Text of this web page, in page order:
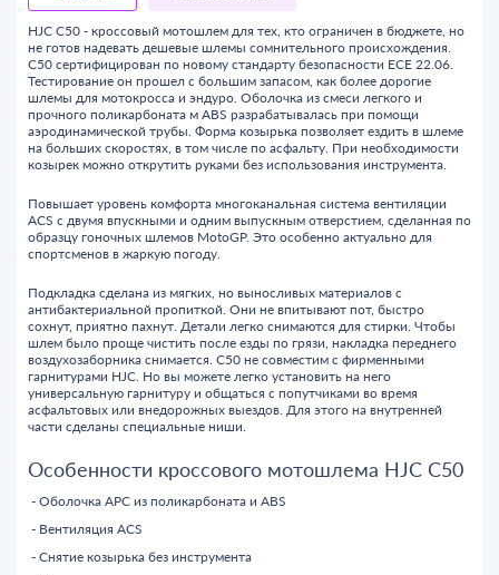
HJC C50 - кроссовый мотошлем для тех, кто ограничен в бюджете, но
не готов надевать дешевые шлемы сомнительного происхождения.
C50 сертифицирован по новому стандарту безопасности ECE 22.06.
Тестирование он прошел с большим запасом, как более дорогие
шлемы для мотокросса и эндуро. Оболочка из смеси легкого и
прочного поликарбоната м ABS разрабатывалась при помощи
аэродинамической трубы. Форма козырька позволяет ездить в шлеме
на больших скоростях, в том числе по асфальту. При необходимости
козырек можно открутить руками без использования инструмента.
Повышает уровень комфорта многоканальная система вентиляции
ACS с двумя впускными и одним выпускным отверстием, сделанная по
образцу гоночных шлемов MotoGP. Это особенно актуально для
спортсменов в жаркую погоду.
Подкладка сделана из мягких, но выносливых материалов с
антибактериальной пропиткой. Они не впитывают пот, быстро
сохнут, приятно пахнут. Детали легко снимаются для стирки. Чтобы
шлем было проще чистить после езды по грязи, накладка переднего
воздухозаборника снимается. C50 не совместим с фирменными
гарнитурами HJC. Но вы можете легко установить на него
универсальную гарнитуру и общаться с попутчиками во время
асфальтовых или внедорожных выездов. Для этого на внутренней
части сделаны специальные ниши.
Особенности кроссового мотошлема HJC C50
Оболочка APC из поликарбоната и ABS
Вентиляция ACS
Снятие козырька без инструмента